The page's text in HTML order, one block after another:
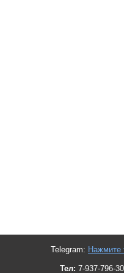
Telegram: Нажмите
Тел: 7-937-796-